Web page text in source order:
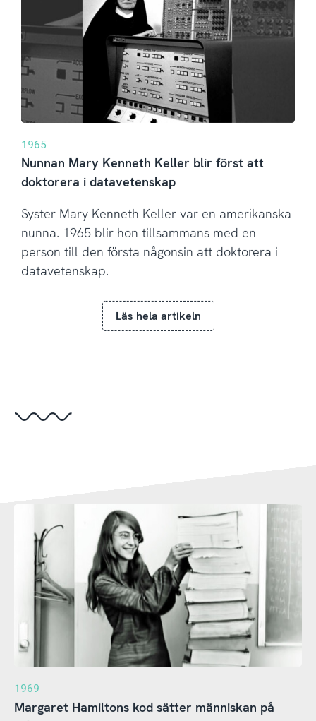
1965
Nunnan Mary Kenneth Keller blir först att
doktorera i datavetenskap
Syster Mary Kenneth Keller var en amerikanska
nunna. 1965 blir hon tillsammans med en
person till den första någonsin att doktorera i
datavetenskap.
Läs hela artikeln
1969
Margaret Hamiltons kod sätter människan på